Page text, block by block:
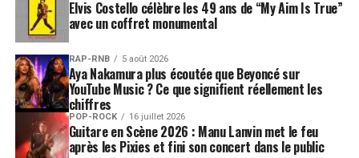
Elvis Costello célèbre les 49 ans de “My Aim Is True”
avec un coffret monumental
RAP-RNB 5 août 2026
Aya Nakamura plus écoutée que Beyoncé sur
YouTube Music ? Ce que signifient réellement les
chiffres
POP-ROCK 16 juillet 2026
Guitare en Scène 2026 : Manu Lanvin met le feu
après les Pixies et fini son concert dans le public